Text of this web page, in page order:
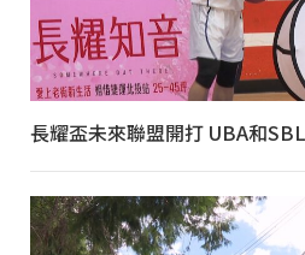
長耀盃未來聯盟開打 UBA和